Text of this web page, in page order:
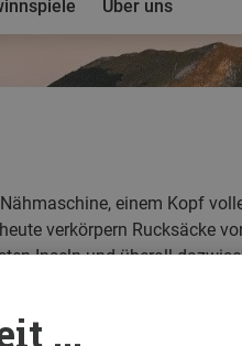
...
Über uns
einem Kopf
verkörpern Rucksäcke
Inseln und überall